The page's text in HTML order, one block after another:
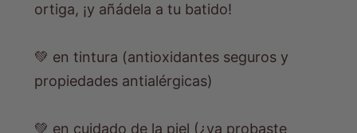
ortiga, ¡y añádela a tu batido!
💚 en tintura (antioxidantes seguros y
propiedades antialérgicas)
💚 en cuidado de la piel (¿ya probaste